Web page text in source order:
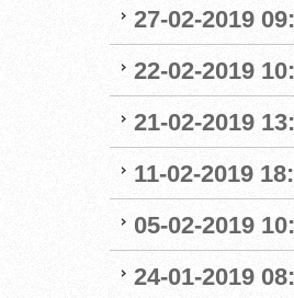
27-02-2019
22-02-2019
21-02-2019
11-02-2019
05-02-2019
24-01-2019